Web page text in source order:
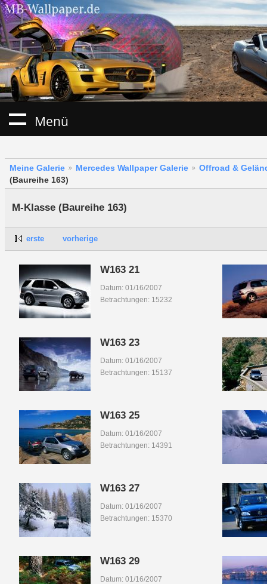
Menü
Meine Galerie Mercedes Wallpaper Galerie
Offroad &
(Baureihe 163)
M-Klasse (Baureihe 163)
erste vorherige
W163 21
Datum: 01/16/2007
Betrachtungen: 15232
W163 23
Datum: 01/16/2007
Betrachtungen: 15137
W163 25
Datum: 01/16/2007
Betrachtungen: 14391
W163 27
Datum: 01/16/2007
Betrachtungen: 15370
W163 29
Datum: 01/16/2007